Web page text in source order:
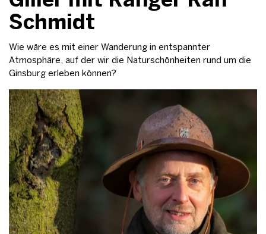
Schmidt
Wie wäre es mit einer Wanderung in entspannter
Atmosphäre, auf der wir die Naturschönheiten rund um die
Ginsburg erleben können?